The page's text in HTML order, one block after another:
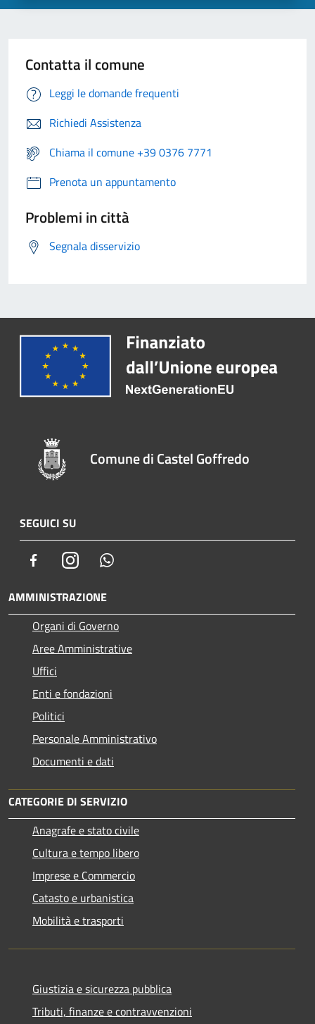
Contatta il comune
Leggi le domande frequenti
Richiedi Assistenza
Chiama il comune +39 0376 7771
Prenota un appuntamento
Problemi in città
Segnala disservizio
Comune di Castel Goffredo
SEGUICI SU
FacebookInstagram
AMMINISTRAZIONE
Organi di Governo
Aree Amministrative
Uffici
Enti e fondazioni
Politici
Personale Amministrativo
Documenti e dati
CATEGORIE DI SERVIZIO
Anagrafe e stato civile
Cultura e tempo libero
Imprese e Commercio
Catasto e urbanistica
Mobilità e trasporti
Giustizia e sicurezza pubblica
Tributi, finanze e contravvenzioni